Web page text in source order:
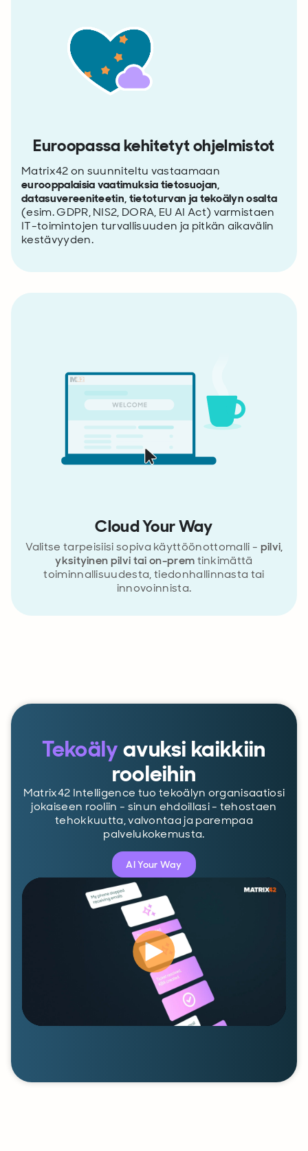
Euroopassa kehitetyt ohjelmistot
Matrix42 on suunniteltu vastaamaan
eurooppalaisia vaatimuksia tietosuojan,
datasuvereeniteetin, tietoturvan ja tekoälyn osalta
(esim. GDPR, NIS2, DORA, EU AI Act) varmistaen
IT-toimintojen turvallisuuden ja pitkän aikavälin
kestävyyden.
Cloud Your Way
Valitse tarpeisiisi sopiva käyttöönottomalli - pilvi,
yksityinen pilvi tai on-premtinkimättä
toiminnallisuudesta, tiedonhallinnasta tai
innovoinnista.
Tekoälyavuksi kaikkiin
rooleihin
Matrix42 Intelligence tuo tekoälyn organisaatiosi
jokaiseen rooliin - sinun ehdoillasi - tehostaen
tehokkuutta, valvontaa ja parempaa
palvelukokemusta.
AI Your Way